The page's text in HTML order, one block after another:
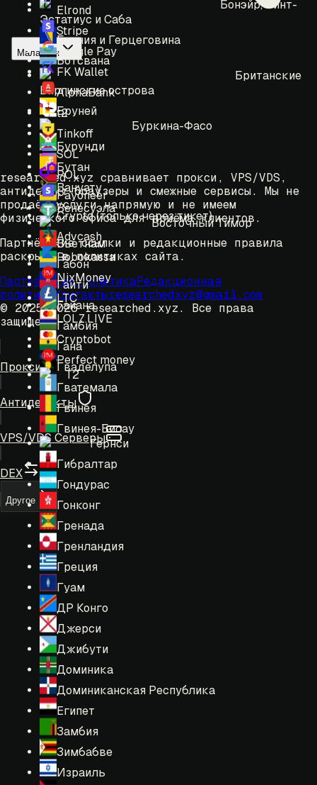
Бонэйр, Синт-
Эстатиус и Саба
Босния и Герцеговина
Ботсвана
Британские
Виргинские острова
Бруней
Буркина-Фасо
Бурунди
Бутан
Вануату
Венесуэла
Восточный Тимор
Вьетнам
Габон
Гаити
Гайана
Гамбия
Гана
Гваделупа
Гватемала
Гвинея
Гвинея-Бисау
Гернси
Гибралтар
Гондурас
Гонконг
Гренада
Гренландия
Греция
Гуам
ДР Конго
Джерси
Джибути
Доминика
Доминиканская Республика
Египет
Замбия
Зимбабве
Израиль
Elrond
Stripe
Google Pay
FK Wallet
AlphaBank
t2
Tinkoff
SOL
POL
Payoneer
Crypto (только через тикет)
Advcash
Robokassa
NixMoney
LTC
LOLZ.LIVE
Cryptobot
Perfect money
T2
Малайзия
researched.xyz сравнивает прокси, VPS/VDS,
антидетект-браузеры и смежные сервисы. Мы не
продаём услуги напрямую и не имеем
физического офиса для приёма клиентов.
Партнёрские ссылки и редакционные правила
раскрыты в политиках сайта.
Партнёрская политикаРедакционная
политика Контактыresearchedxyz@gmail.com
© 2025-2026 researched.xyz. Все права
защищены.
Прокси
Антидетекты
VPS/VDS Серверы
DEX
Другое